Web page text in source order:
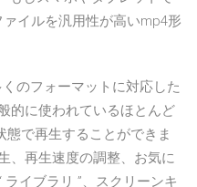
イルを汎用性が高いmp4形
のフォーマットに対応した
的に使われているほとんど
で再生することができま
、再生速度の調整、お気に
イブラリ ”、スクリーンキ